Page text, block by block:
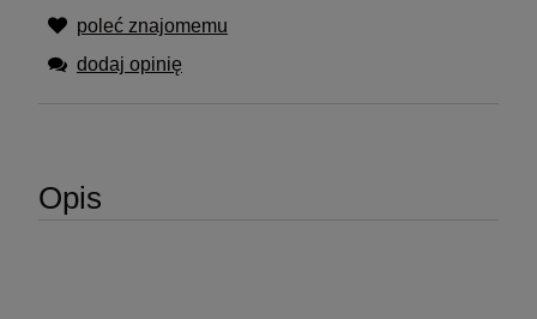
poleć znajomemu
dodaj opinię
Opis